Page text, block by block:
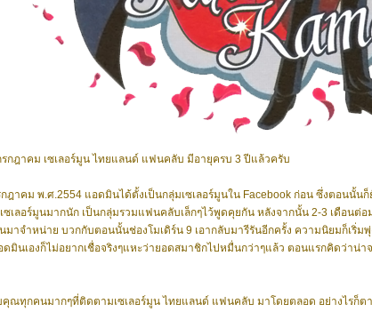
กฎาคม เซเลอร์มูน ไทยแลนด์ แฟนคลับ มีอายุครบ 3 ปีแล้วครับ
คม พ.ศ.2554 แอดมินได้ตั้งเป็นกลุ่มเซเลอร์มูนใน Facebook ก่อน ซึ่งตอนนั้นก็
ซเลอร์มูนมากนัก เป็นกลุ่มรวมแฟนคลับเล็กๆไว้พูดคุยกัน หลังจากนั้น 2-3 เดือนต่อ
มาจำหน่าย บวกกับตอนนั้นช่องโมเดิร์น 9 เอากลับมารีรันอีกครั้ง ความนิยมก็เริ่ม
มินเองก็ไม่อยากเชื่อจริงๆแหะว่ายอดสมาชิกไปหมื่นกว่าๆแล้ว ตอนแรกคิดว่าน่า
คนมากๆที่ติดตามเซเลอร์มูน ไทยแลนด์ แฟนคลับ มาโดยตลอด อย่างไรก็ต